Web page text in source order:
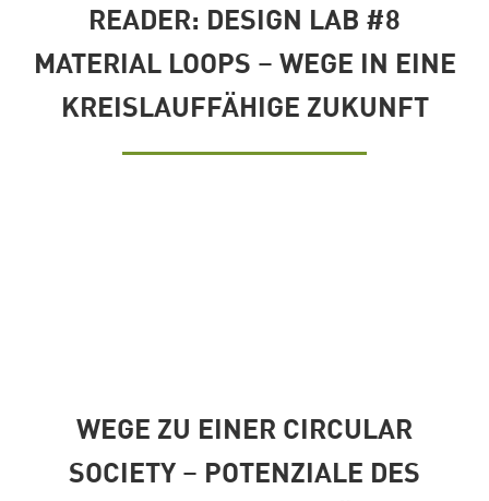
READER: DESIGN LAB #8
MATERIAL LOOPS – WEGE IN EINE
KREISLAUFFÄHIGE ZUKUNFT
WEGE ZU EINER CIRCULAR
SOCIETY – POTENZIALE DES